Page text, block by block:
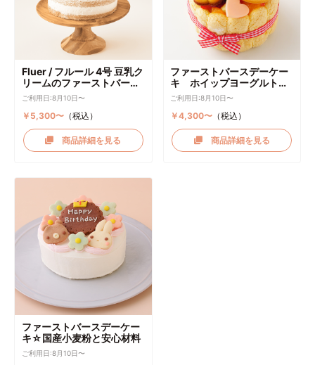
Fluer / フルール 4号 豆乳ク
リームのファーストバース
デーケーキ ケーキトッパー
付き
ご利用日:8月10日〜
￥5,300〜（税込）
商品詳細を見る
ファーストバースデーケー
キ ホイップヨーグルトク
リーム
ご利用日:8月10日〜
￥4,300〜 （税込）
商品詳細を見る
ファーストバースデーケー
キ☆国産小麦粉と安心材料
ご利用日:8月10日〜